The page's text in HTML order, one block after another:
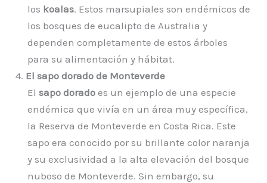
los koalas. Estos marsupiales son endémicos de
los bosques de eucalipto de Australia y
dependen completamente de estos árboles
para su alimentación y hábitat.
4. El sapo dorado de Monteverde
Elsapo dorado es un ejemplo de una especie
endémica que vivía en un área muy específica,
la Reserva de Monteverde en Costa Rica. Este
sapo era conocido por su brillante color naranja
y su exclusividad a la alta elevación del bosque
nuboso de Monteverde. Sin embargo, su